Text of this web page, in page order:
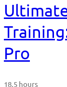
Pro
18.5 hours